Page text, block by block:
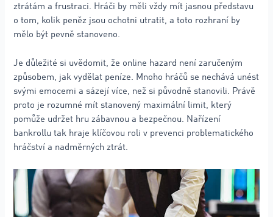
ztrátám a frustraci. Hráči by měli vždy mít jasnou představu
o tom, kolik peněz jsou ochotni utratit, a toto rozhraní by
mělo být pevně stanoveno.
Je důležité si uvědomit, že online hazard není zaručeným
způsobem, jak vydělat peníze. Mnoho hráčů se nechává unést
svými emocemi a sázejí více, než si původně stanovili. Právě
proto je rozumné mít stanovený maximální limit, který
pomůže udržet hru zábavnou a bezpečnou. Nařízení
bankrollu tak hraje klíčovou roli v prevenci problematického
hráčství a nadměrných ztrát.